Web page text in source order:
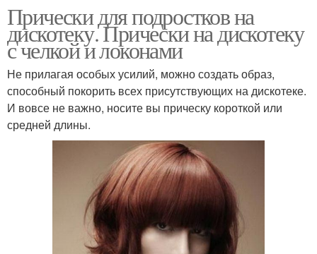
Прически для подростков на
дискотеку. Прически на дискотеку
с челкой и локонами
Не прилагая особых усилий, можно создать образ,
способный покорить всех присутствующих на дискотеке.
И вовсе не важно, носите вы прическу короткой или
средней длины.